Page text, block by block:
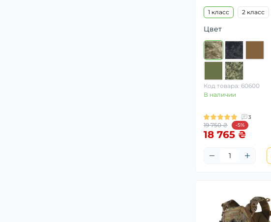
1 класс 2 класс
Цвет
Код товара: 60600
В наличии
3
19 750 ₴ -5%
18 765 ₴